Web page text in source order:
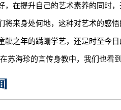
，在提升自己的艺术素养的同时
将来身处何地，这种对艺术的感
之年的蹒跚学艺，还是时至今日
苏海珍的言传身教中，我们也看